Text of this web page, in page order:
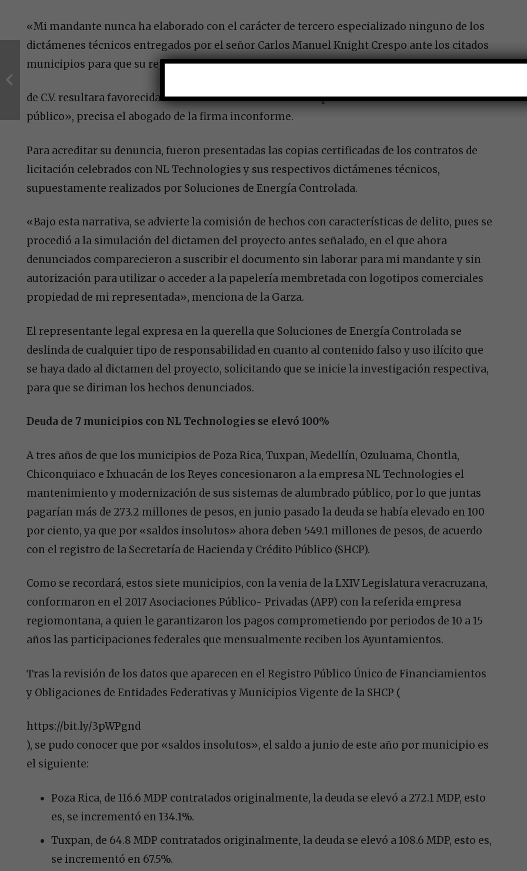
«Mi mandante nunca ha elaborado con el carácter de tercero especializado ninguno de los
dictámenes técnicos entregados por el señor Carlos Manuel Knight Crespo ante los citados
municipios para que su representada NL Technologies, S.A.
de C.V. resultara favorecida o vencedora en las licitaciones para el servicio de alumbrado
público», precisa el abogado de la firma inconforme.
Para acreditar su denuncia, fueron presentadas las copias certificadas de los contratos de
licitación celebrados con NL Technologies y sus respectivos dictámenes técnicos,
supuestamente realizados por Soluciones de Energía Controlada.
«Bajo esta narrativa, se advierte la comisión de hechos con características de delito, pues se
procedió a la simulación del dictamen del proyecto antes señalado, en el que ahora
denunciados comparecieron a suscribir el documento sin laborar para mi mandante y sin
autorización para utilizar o acceder a la papelería membretada con logotipos comerciales
propiedad de mi representada», menciona de la Garza.
El representante legal expresa en la querella que Soluciones de Energía Controlada se
deslinda de cualquier tipo de responsabilidad en cuanto al contenido falso y uso ilícito que
se haya dado al dictamen del proyecto, solicitando que se inicie la investigación respectiva,
para que se diriman los hechos denunciados.
Deuda de 7 municipios con NL Technologies se elevó 100%
A tres años de que los municipios de Poza Rica, Tuxpan, Medellín, Ozuluama, Chontla,
Chiconquiaco e Ixhuacán de los Reyes concesionaron a la empresa NL Technologies el
mantenimiento y modernización de sus sistemas de alumbrado público, por lo que juntas
pagarían más de 273.2 millones de pesos, en junio pasado la deuda se había elevado en 100
por ciento, ya que por «saldos insolutos» ahora deben 549.1 millones de pesos, de acuerdo
con el registro de la Secretaría de Hacienda y Crédito Público (SHCP).
Como se recordará, estos siete municipios, con la venia de la LXIV Legislatura veracruzana,
conformaron en el 2017 Asociaciones Público- Privadas (APP) con la referida empresa
regiomontana, a quien le garantizaron los pagos comprometiendo por periodos de 10 a 15
años las participaciones federales que mensualmente reciben los Ayuntamientos.
Tras la revisión de los datos que aparecen en el Registro Público Único de Financiamientos
y Obligaciones de Entidades Federativas y Municipios Vigente de la SHCP (
https://bit.ly/3pWPgnd
), se pudo conocer que por «saldos insolutos», el saldo a junio de este año por municipio es
el siguiente:
Poza Rica, de 116.6 MDP contratados originalmente, la deuda se elevó a 272.1 MDP, esto
es, se incrementó en 134.1%.
Tuxpan, de 64.8 MDP contratados originalmente, la deuda se elevó a 108.6 MDP, esto es,
se incrementó en 67.5%.